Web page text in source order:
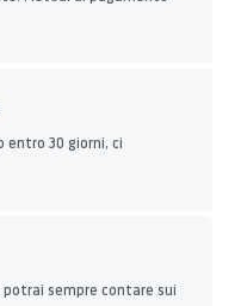
entro 30 giorni, ci
sempre contare sui